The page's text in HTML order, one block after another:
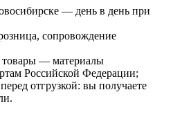
— день в день при
сопровождение
товары — материалы
Российской Федерации;
отгрузкой: вы получаете